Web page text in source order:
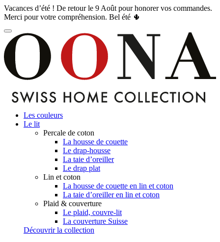
Vacances d’été ! De retour le 9 Août pour honorer vos commandes.
Merci pour votre compréhension. Bel été 🌵
Les couleurs
Le lit
Percale de coton
La housse de couette
Le drap-housse
La taie d’oreiller
Le drap plat
Lin et coton
La housse de couette en lin et coton
La taie d’oreiller en lin et coton
Plaid & couverture
Le plaid, couvre-lit
La couverture Suisse
Découvrir la collection